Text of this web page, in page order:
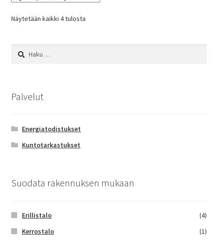
Näytetään kaikki 4 tulosta
Haku:
Palvelut
Energiatodistukset
Kuntotarkastukset
Suodata rakennuksen mukaan
Erillistalo
(4)
Kerrostalo
(1)